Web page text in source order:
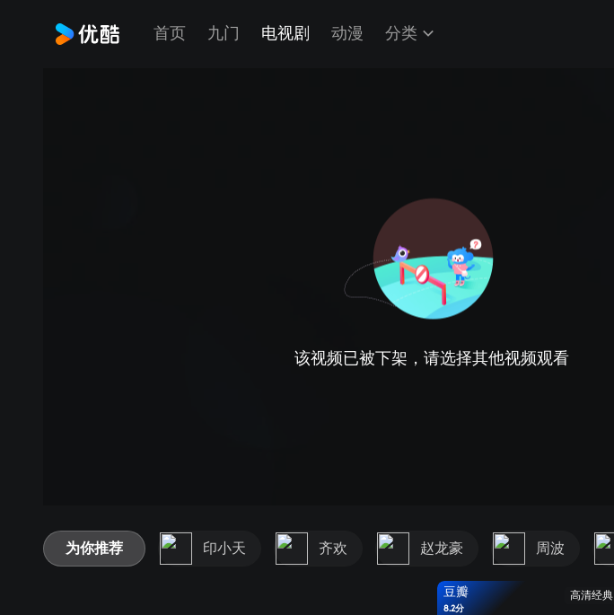
首页 九门 电视剧 动漫 分类
该视频已被下架，请选择其他视频观看
为你推荐 印小天 齐欢 赵龙豪 周波
高清经典
豆瓣
8.2分